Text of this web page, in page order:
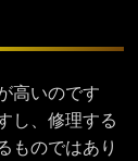
高いのです
し、修理する
ものではあり